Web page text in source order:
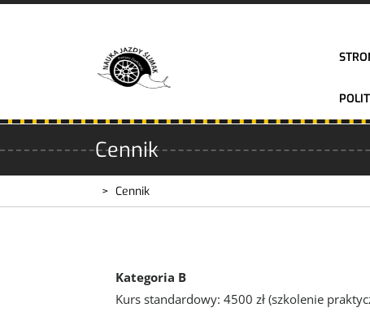
Skip
Cennik
> Cennik
Kategoria B
Kurs standardowy: 4500 zł (szkolenie